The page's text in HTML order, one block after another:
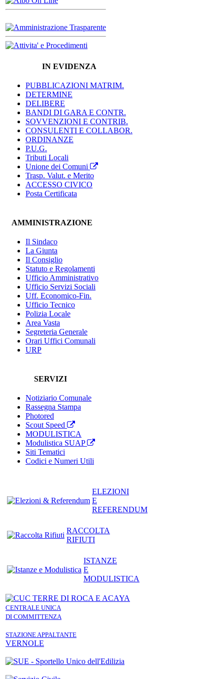
IN EVIDENZA
PUBBLICAZIONI MATRIM.
DETERMINE
DELIBERE
BANDI DI GARA E CONTR.
SOVVENZIONI E CONTRIB.
CONSULENTI E COLLABOR.
ORDINANZE
P.U.G.
Tributi Locali
Unione dei Comuni
Trasp. Valut. e Merito
ACCESSO CIVICO
Posta Certificata
AMMINISTRAZIONE
Il Sindaco
La Giunta
Il Consiglio
Statuto e Regolamenti
Ufficio Amministrativo
Ufficio Servizi Sociali
Uff. Economico-Fin.
Ufficio Tecnico
Polizia Locale
Area Vasta
Segreteria Generale
Orari Uffici Comunali
URP
SERVIZI
Notiziario Comunale
Rassegna Stampa
Photored
Scout Speed
MODULISTICA
Modulistica SUAP
Siti Tematici
Codici e Numeri Utili
ELEZIONI
E
REFERENDUM
RACCOLTA
RIFIUTI
ISTANZE
E
MODULISTICA
CENTRALE UNICA
DI COMMITTENZA
STAZIONE APPALTANTE
VERNOLE